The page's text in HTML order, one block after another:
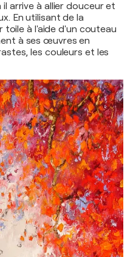
arrive à allier douceur et
En utilisant de la
toile à l'aide d'un couteau
à ses œuvres en
les couleurs et les